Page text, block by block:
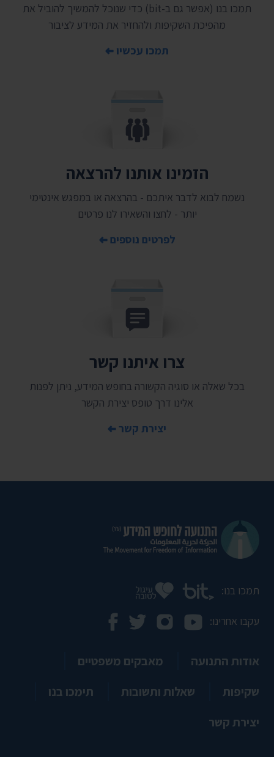
תמכו בנו (אפשר גם ב-bit) כדי שנוכל להמשיך להוביל את
מהפיכת השקיפות ולהחזיר את המידע לציבור
תמכו עכשיו
הזמינו אותנו להרצאה
נשמח לבוא לדבר איתכם - בהרצאה או במפגש אינטימי
יותר - לחצו והשאירו לנו פרטים
לפרטים נוספים
צרו איתנו קשר
בכל שאלה או סוגיה הקשורה בחופש המידע, ניתן לפנות
אלינו דרך טופס יצירת הקשר
יצירת קשר
תמכו בנו:
עקבו אחרינו:
אודות התנועה
מאבקים משפטיים
שקיפות
שאלות ותשובות
תימכו בנו
יצירת קשר